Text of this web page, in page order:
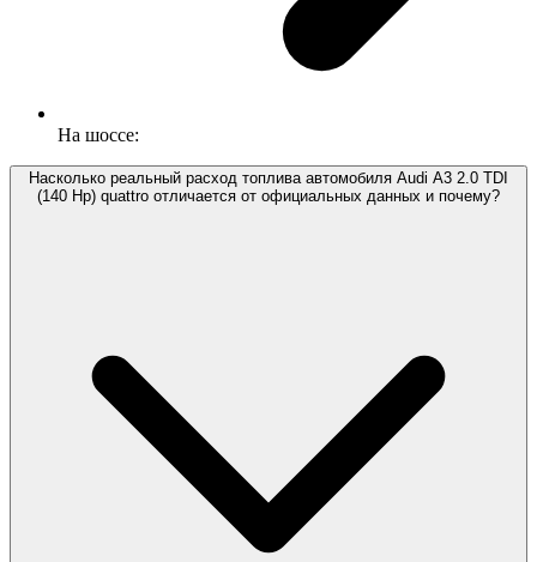
На шоссе:
Насколько реальный расход топлива автомобиля Audi A3 2.0 TDI
(140 Hp) quattro отличается от официальных данных и почему?